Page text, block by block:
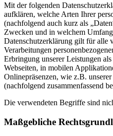
Mit der folgenden
aufklären, welche Arten Ihrer
(nachfolgend auch kurz als
Zwecken und in welchem
Datenschutzerklärung gilt für alle
Verarbeitungen
Erbringung unserer Leistungen
Webseiten, in mobilen
Onlinepräsenzen, wie z.B.
(nachfolgend zusammenfassend
Die verwendeten Begriffe sind
Maßgebliche